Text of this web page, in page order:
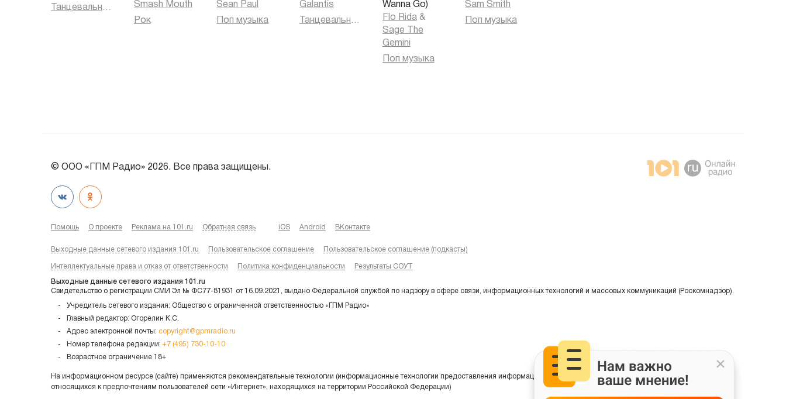
Smash Mouth
Рок
Sean Paul
Поп музыка
Galantis
Wanna Go)
Flo Rida &
Sage The
Gemini
Поп музыка
Sam Smith
Поп музыка
© ООО «ГПМ Радио» 2026. Все права защищены.
Помощь О проекте Реклама на 101.ru Обратная связь iOS Android ВКонтакте
Выходные данные сетевого издания 101.ru Пользовательское соглашение Пользовательское соглашение (подкасты)
Интеллектуальные права и отказ от ответственности Политика конфиденциальности Результаты СОУТ
Выходные данные сетевого издания 101.ru
Свидетельство о регистрации СМИ Эл № ФС77-81931 от 16.09.2021, выдано Федеральной службой по надзору в сфере связи, информационных технологий и массовых коммуникаций (Роскомнадзор).
Учредитель сетевого издания: Общество с ограниченной ответственностью «ГПМ Радио»
Главный редактор: Огорелин К.С.
Адрес электронной почты: copyright@gpmradio.ru
Номер телефона редакции: +7 (495) 730-10-10
Возрастное ограничение 18+
На информационном ресурсе (сайте) применяются рекомендательные технологии (информационные технологии предоставления информации на основе сбора, систематизации и анализа сведений,
относящихся к предпочтениям пользователей сети «Интернет», находящихся на территории Российской Федерации)